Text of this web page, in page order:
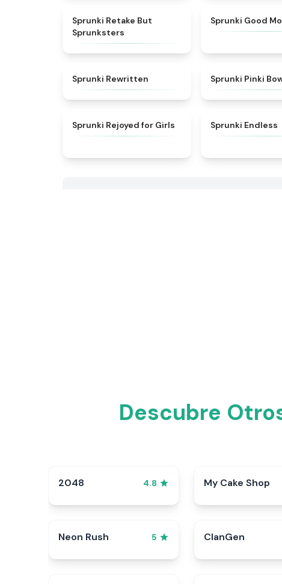
Sprunki Retake But
Sprunksters
Sprunki Good
Sprunki Rewritten Sprunki Pinki
★
Sprunki Rejoyed for Girls Sprunki Endless
Descubre
2048 4.8 My Cake Shop
Neon Rush 5 ClanGen